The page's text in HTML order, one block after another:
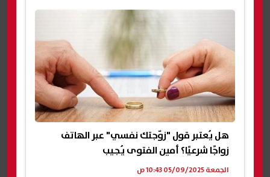
هل يُعتبر قول "زوّجتك نفسي" عبر الهاتف
زواجًا شرعيًا؟ أمين الفتوى يُجيب
الجمعة 05/09/2025 10:43 ص